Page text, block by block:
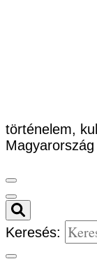
történelem,
Magyarország
Keresés: